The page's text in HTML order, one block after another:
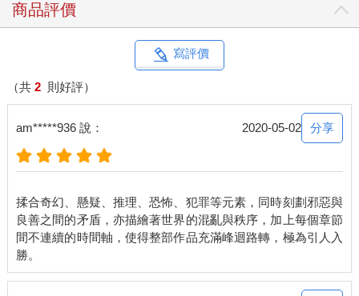
商品評價
寫評價
（共 2 則好評）
am*****936 說： 2020-05-02 分享
揉合奇幻、懸疑、推理、恐怖、犯罪等元素，同時刻劃邪惡與
良善之間的矛盾，亦描繪著世界的混亂與秩序，加上每個章節
間不連續的時間軸，使得整部作品充滿峰迴路轉，極為引人入